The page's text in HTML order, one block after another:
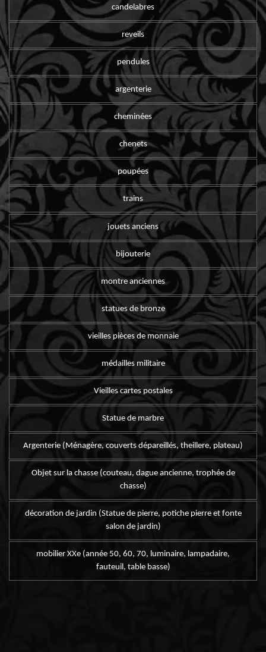
candelabres
reveils
pendules
argenterie
cheminées
chenets
poupées
trains
jouets anciens
bijouterie
montre anciennes
statues de bronze
vieilles pièces de monnaie
médailles militaire
Vieilles cartes postales
Statue de marbre
Argenterie (Ménagère, couverts dépareillés, theillere, plateau)
Objet sur la chasse (couteau, dague ancienne, trophée de
chasse)
décoration de jardin (Statue de pierre, potiche pierre et fonte
salon de jardin)
mobilier XXe (année 50, 60, 70, luminaire, lampadaire,
fauteuil, table basse)